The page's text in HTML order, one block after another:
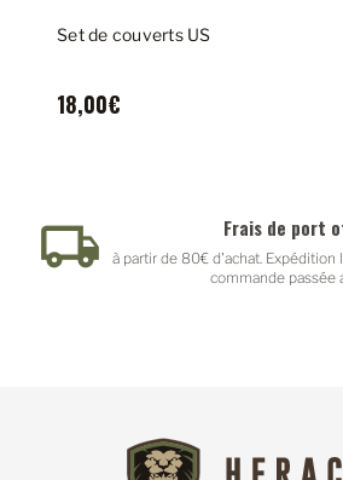
Set de couverts US
18,00€
Frais de port
à partir de 80€ d'achat.
commande passée